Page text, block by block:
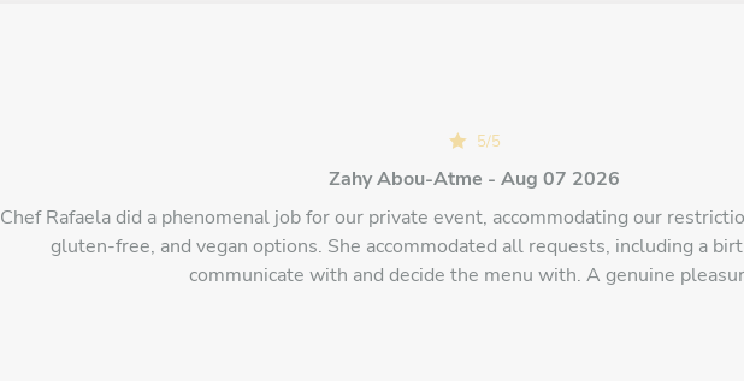
5/5
Zahy Abou-Atme - Aug 07 2026
Chef Rafaela did a phenomenal job for our private event, accommodating our
gluten-free, and vegan options. She accommodated all requests, including a
communicate with and decide the menu with. A genuine